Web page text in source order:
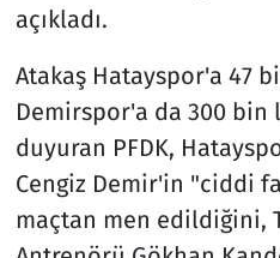
açıkladı.
Atakaş Hatayspor'a 47
Demirspor'a da 300
duyuran PFDK,
Cengiz Demir'in "ciddi
maçtan men edildiğini,